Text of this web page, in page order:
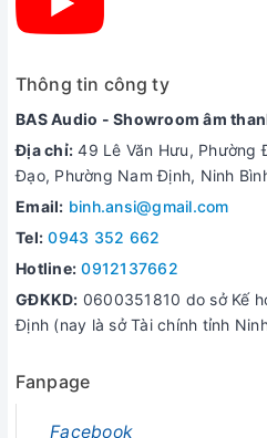
Thông tin công ty
BAS Audio - Showroom âm
Địa chỉ: 49 Lê Văn Hưu, Phường
Đạo, Phường Nam Định, Ninh
Email: binh.ansi@gmail.com
Tel: 0943 352 662
Hotline: 0912137662
GĐKKD: 0600351810 do sở Kế
Định (nay là sở Tài chính tỉnh
Fanpage
Facebook